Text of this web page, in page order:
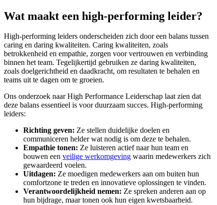
Wat maakt een high-performing leider?
High-performing leiders onderscheiden zich door een balans tussen
caring en daring kwaliteiten. Caring kwaliteiten, zoals
betrokkenheid en empathie, zorgen voor vertrouwen en verbinding
binnen het team. Tegelijkertijd gebruiken ze daring kwaliteiten,
zoals doelgerichtheid en daadkracht, om resultaten te behalen en
teams uit te dagen om te groeien.
Ons onderzoek naar High Performance Leiderschap laat zien dat
deze balans essentieel is voor duurzaam succes. High-performing
leiders:
Richting geven: Ze stellen duidelijke doelen en
communiceren helder wat nodig is om deze te behalen.
Empathie tonen: Ze luisteren actief naar hun team en
bouwen een veilige werkomgeving waarin medewerkers zich
gewaardeerd voelen.
Uitdagen: Ze moedigen medewerkers aan om buiten hun
comfortzone te treden en innovatieve oplossingen te vinden.
Verantwoordelijkheid nemen: Ze spreken anderen aan op
hun bijdrage, maar tonen ook hun eigen kwetsbaarheid.